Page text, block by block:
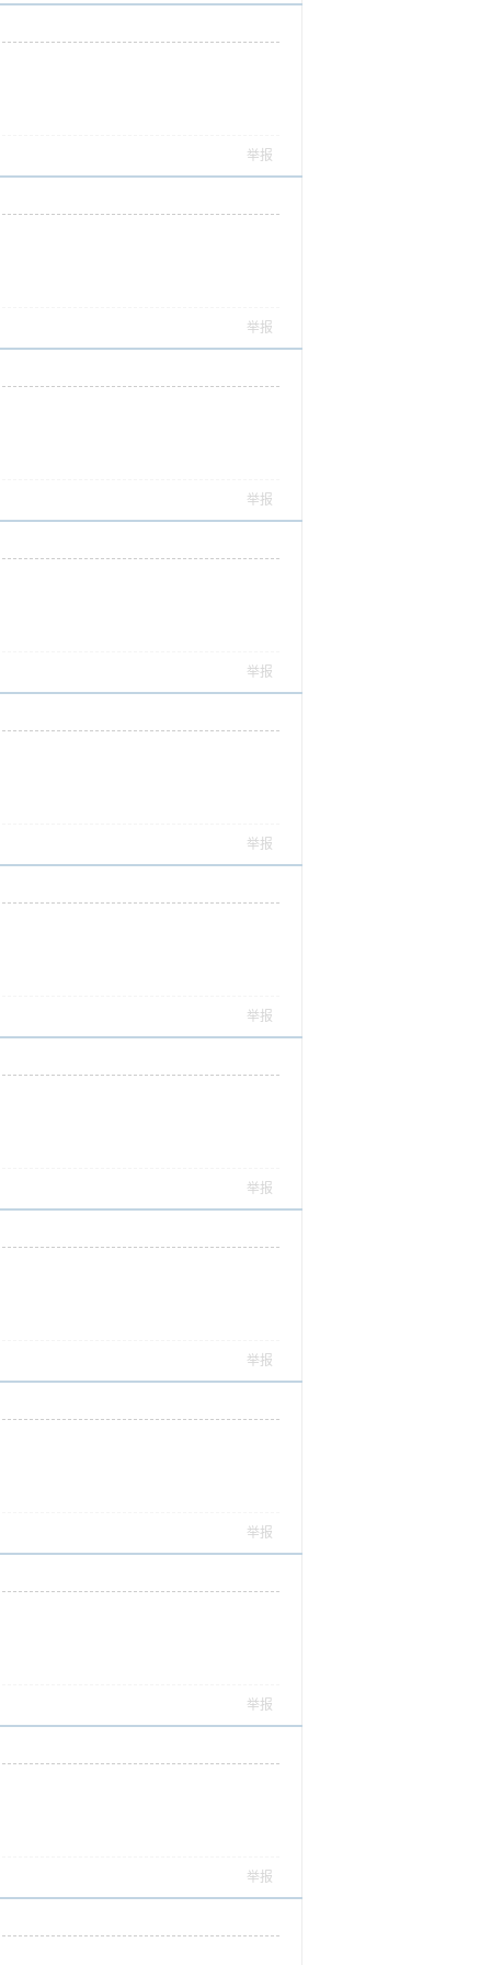
举报
举报
举报
举报
举报
举报
举报
举报
举报
举报
举报